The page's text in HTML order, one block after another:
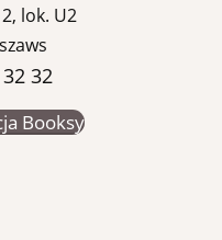
lok. U2
32
Booksy